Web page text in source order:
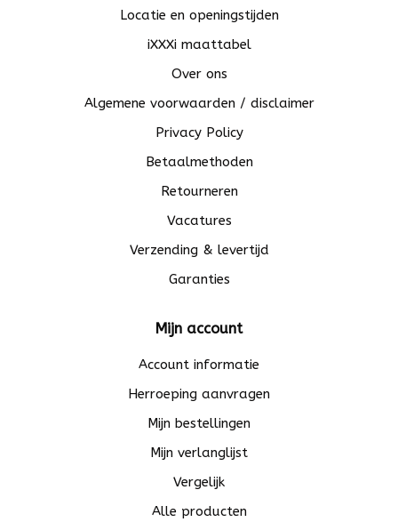
Locatie en openingstijden
iXXXi maattabel
Over ons
Algemene voorwaarden / disclaimer
Privacy Policy
Betaalmethoden
Retourneren
Vacatures
Verzending & levertijd
Garanties
Mijn account
Account informatie
Herroeping aanvragen
Mijn bestellingen
Mijn verlanglijst
Vergelijk
Alle producten